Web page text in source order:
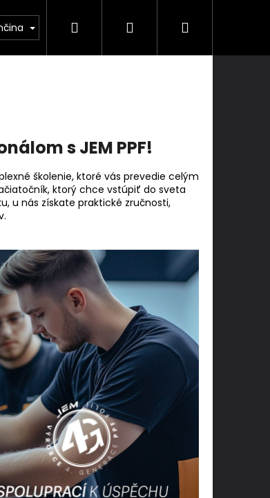
Služby Kontakty
Hľadať PrihlásenieNákupný
s JEM PPF!
školenie, ktoré vás prevedie celým
ktorý chce vstúpiť do sveta
u nás získate praktické zručnosti,